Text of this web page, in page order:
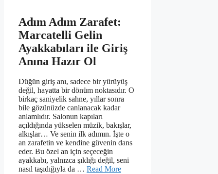
Adım Adım Zarafet:
Marcatelli Gelin
Ayakkabıları ile Giriş
Anına Hazır Ol
Düğün giriş anı, sadece bir yürüyüş
değil, hayatta bir dönüm noktasıdır. O
birkaç saniyelik sahne, yıllar sonra
bile gözünüzde canlanacak kadar
anlamlıdır. Salonun kapıları
açıldığında yükselen müzik, bakışlar,
alkışlar… Ve senin ilk adımın. İşte o
an zarafetin ve kendine güvenin dans
eder. Bu özel an için seçeceğin
ayakkabı, yalnızca şıklığı değil, seni
nasıl taşıdığıyla da … Read More